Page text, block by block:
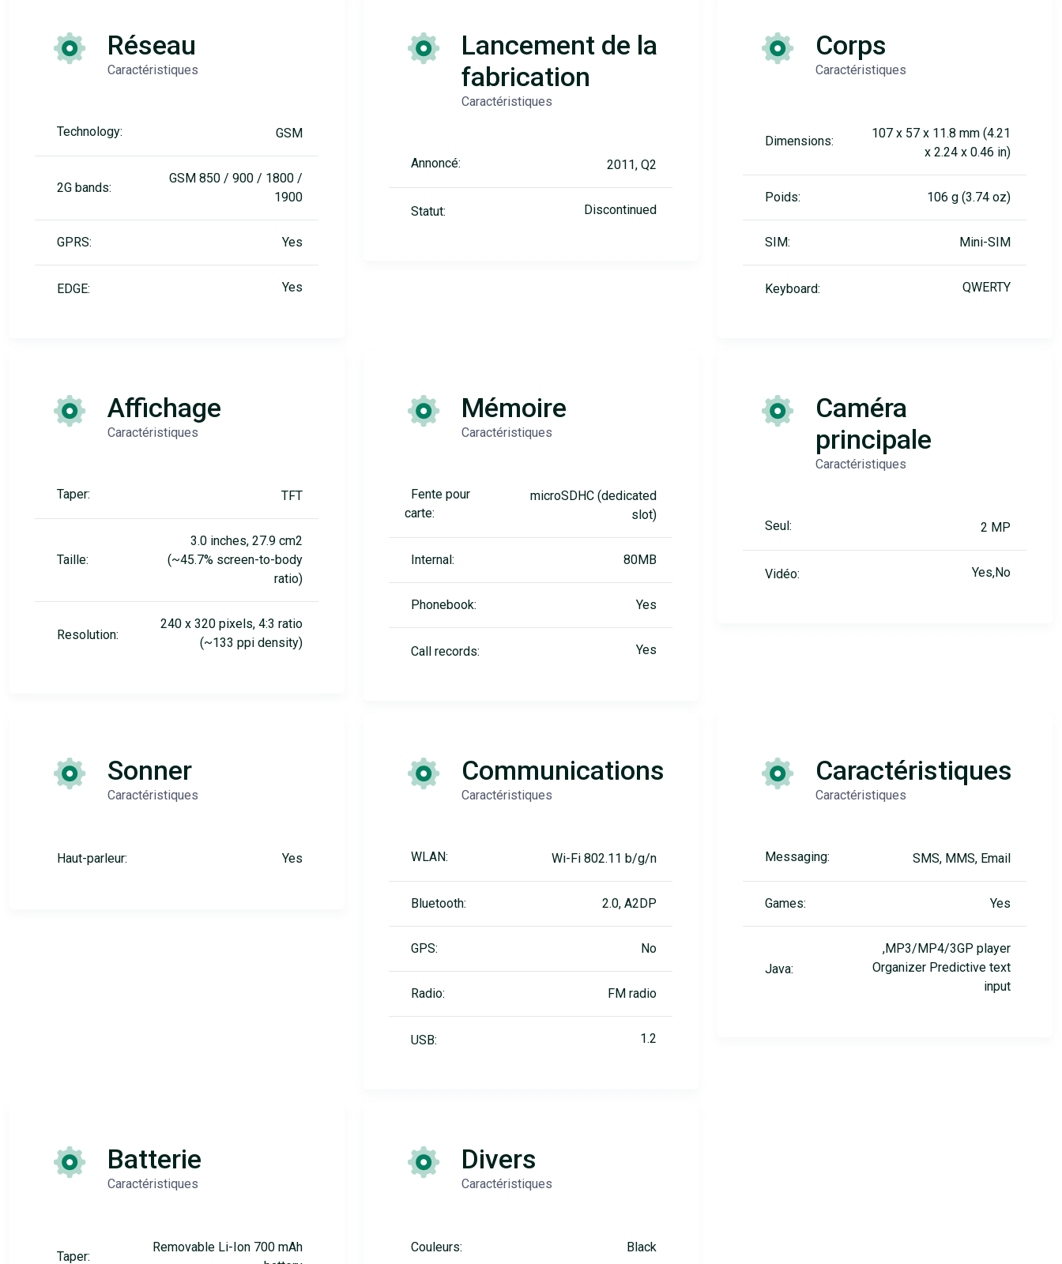
Réseau
Caractéristiques
Technology: GSM
2G bands:
GSM 850 / 900 / 1800 /
1900
GPRS: Yes
EDGE: Yes
Lancement de la
fabrication
Caractéristiques
Annoncé: 2011, Q2
Statut: Discontinued
Corps
Caractéristiques
Dimensions:
107 x 57 x 11.8 mm (4.21
x 2.24 x 0.46 in)
Poids: 106 g (3.74 oz)
SIM: Mini-SIM
Keyboard: QWERTY
Affichage
Caractéristiques
Taper: TFT
Taille:
3.0 inches, 27.9 cm2
(~45.7% screen-to-body
ratio)
Resolution:
240 x 320 pixels, 4:3 ratio
(~133 ppi density)
Mémoire
Caractéristiques
Fente pour
carte:
microSDHC (dedicated
slot)
Internal: 80MB
Phonebook: Yes
Call records: Yes
Caméra
principale
Caractéristiques
Seul: 2 MP
Vidéo: Yes,No
Sonner
Caractéristiques
Haut-parleur: Yes
Communications
Caractéristiques
WLAN: Wi-Fi 802.11 b/g/n
Bluetooth: 2.0, A2DP
GPS: No
Radio: FM radio
USB: 1.2
Caractéristiques
Caractéristiques
Messaging: SMS, MMS, Email
Games: Yes
Java:
,MP3/MP4/3GP player
Organizer Predictive text
input
Batterie
Caractéristiques
Taper:
Removable Li-Ion 700 mAh
Divers
Caractéristiques
Couleurs: Black